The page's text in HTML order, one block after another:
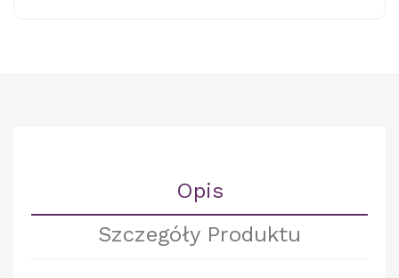
Opis
Szczegóły Produktu